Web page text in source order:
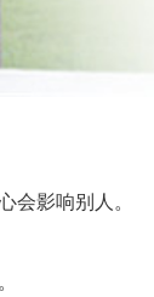
影响别人。